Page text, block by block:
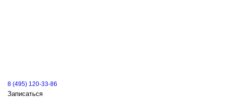
8 (495) 120-33-86
Записаться